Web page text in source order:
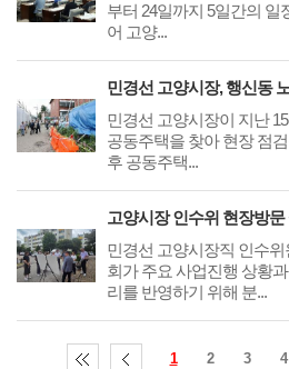
부터 24일까지 5일간의 일
어 고양...
민경선 고양시장이 지난
공동주택을 찾아 현장 점
후 공동주택...
민경선 고양시장직 인수
회가 주요 사업진행 상황
리를 반영하기 위해 분...
1 2 3 4